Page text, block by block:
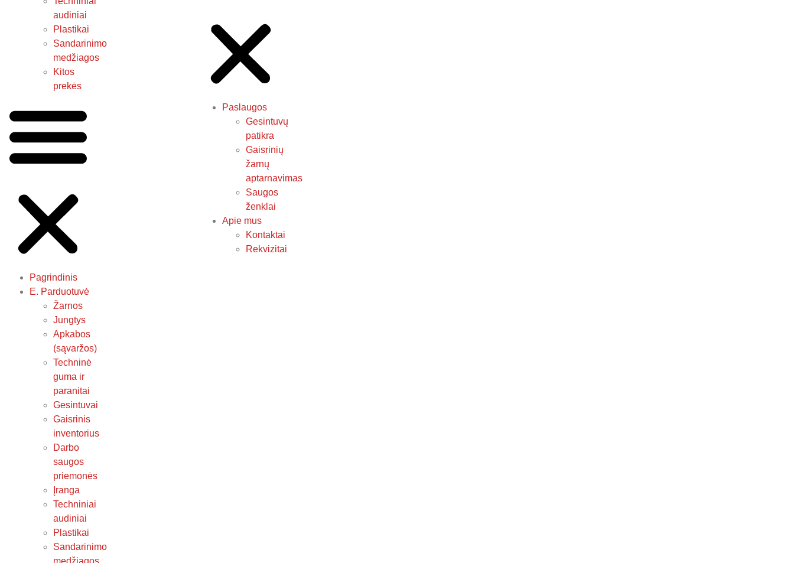
audiniai
Plastikai
Sandarinimo
medžiagos
Kitos
prekės
Pagrindinis
E. Parduotuvė
Žarnos
Jungtys
Apkabos
(sąvaržos)
Techninė
guma ir
paranitai
Gesintuvai
Gaisrinis
inventorius
Darbo
saugos
priemonės
Įranga
Techniniai
audiniai
Plastikai
Sandarinimo
medžiagos
Paslaugos
Gesintuvų
patikra
Gaisrinių
žarnų
aptarnavimas
Saugos
ženklai
Apie mus
Kontaktai
Rekvizitai